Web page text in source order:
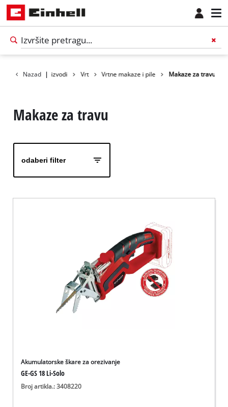
Nazad |
Proizvodi Vrt Vrtne makaze i pile Makaze za travu
Makaze za travu
odaberi filter
Akumulatorske škare za orezivanje
GE-GS 18 Li-Solo
Broj artikla.: 3408220